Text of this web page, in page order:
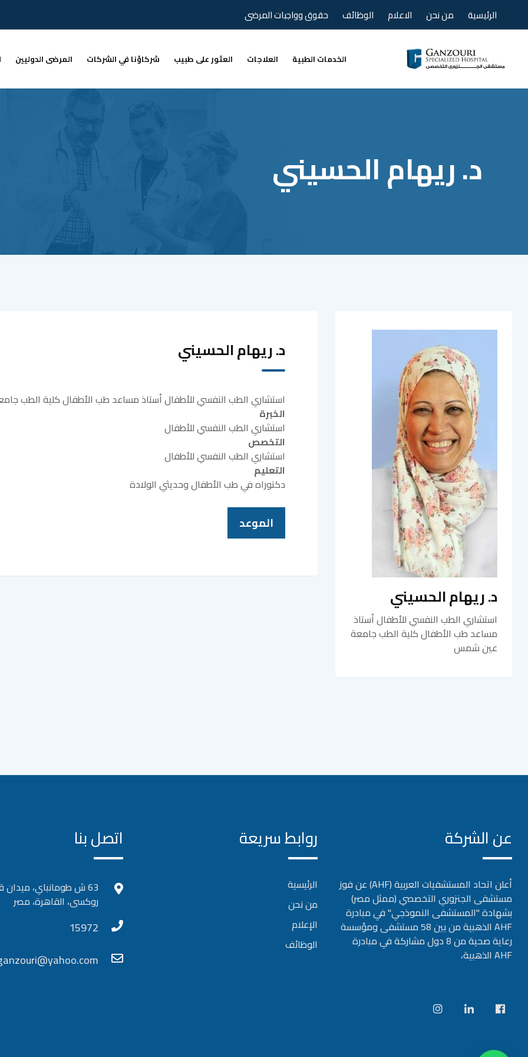
content
الرئيسية من نحن الاعلام الوظائف حقوق وواجبات المرضى
الخدمات الطبية العلاجات العثور على طبيب شركاؤنا في الشركات المرضى الدوليين
د. ريهام الحسيني
د. ريهام الحسيني
استشاري الطب النفسي للأطفال أستاذ مساعد طب الأطفال كلية الطب
الخبرة
استشاري الطب النفسي للأطفال
التخصص
استشاري الطب النفسي للأطفال
التعليم
دكتوراه في طب الأطفال وحديثي الولادة
الموعد
د. ريهام الحسيني
استشاري الطب النفسي للأطفال أستاذ
مساعد طب الأطفال كلية الطب جامعة
عين شمس
عن الشركة
أعلن اتحاد المستشفيات العربية (AHF) عن فوز
مستشفى الجنزوري التخصصي (ممثل مصر)
بشهادة "المستشفى النموذجي" في مبادرة
AHF الذهبية من بين 58 مستشفى ومؤسسة
رعاية صحية من 8 دول مشاركة في مبادرة
AHF الذهبية،
روابط سريعة
الرئيسية
من نحن
الإعلام
الوظائف
اتصل بنا
63 ش طومانباي،
روكسى، القاهرة، مصر
15972